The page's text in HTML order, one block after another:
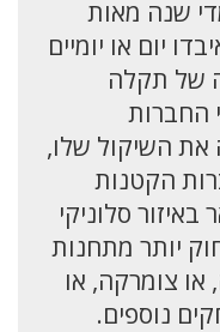
שנה מאות
יום או יומיים
של תקלה
החברות
השיקול שלו,
הקטנות
סלוניקי
יותר מתחנות
או צומרקה, או
נוספים.